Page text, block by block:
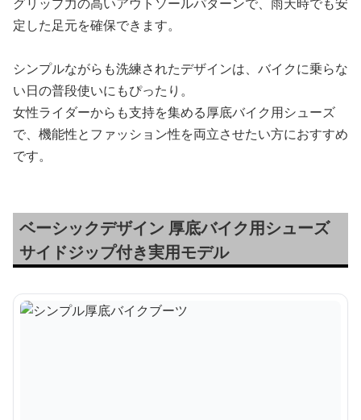
定した足元を確保できます。
シンプルながらも洗練されたデザインは、バイクに乗らな
い日の普段使いにもぴったり。
女性ライダーからも支持を集める厚底バイク用シューズ
で、機能性とファッション性を両立させたい方におすすめ
です。
ベーシックデザイン 厚底バイク用シューズ
サイドジップ付き実用モデル